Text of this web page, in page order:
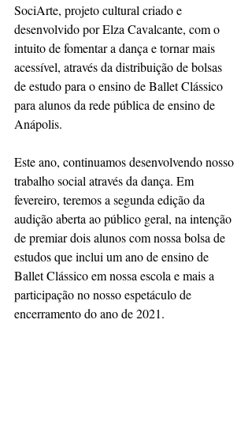
SociArte, projeto cultural criado e
desenvolvido por Elza Cavalcante, com o
intuito de fomentar a dança e tornar mais
acessível, através da distribuição de bolsas
de estudo para o ensino de Ballet Clássico
para alunos da rede pública de ensino de
Anápolis.
Este ano, continuamos desenvolvendo nosso
trabalho social através da dança. Em
fevereiro, teremos a segunda edição da
audição aberta ao público geral, na intenção
de premiar dois alunos com nossa bolsa de
estudos que inclui um ano de ensino de
Ballet Clássico em nossa escola e mais a
participação no nosso espetáculo de
encerramento do ano de 2021.